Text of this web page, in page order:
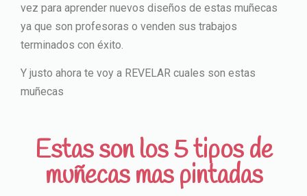
vez para aprender nuevos diseños de estas muñecas
ya que son profesoras o venden sus trabajos
terminados con éxito.
Y justo ahora te voy a REVELAR cuales son estas
muñecas
Estas son los 5 tipos de
muñecas mas pintadas